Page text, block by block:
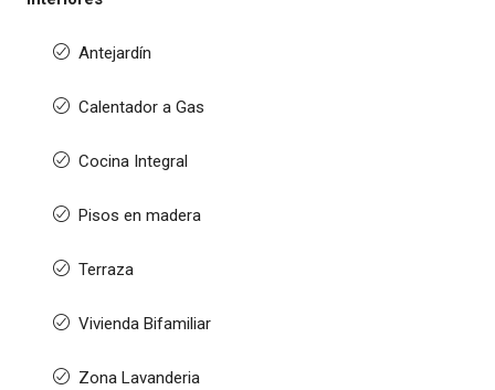
Antejardín
Calentador a Gas
Cocina Integral
Pisos en madera
Terraza
Vivienda Bifamiliar
Zona Lavanderia